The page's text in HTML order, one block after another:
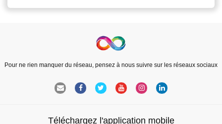
Pour ne rien manquer du réseau, pensez à nous suivre sur les réseaux sociaux
Téléchargez l'application mobile